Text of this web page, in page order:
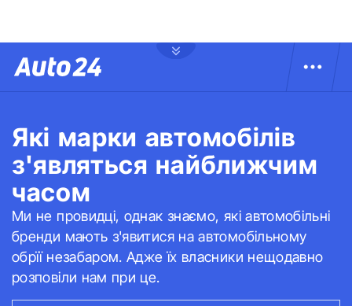
Які марки автомобілів
з'являться найближчим
часом
Ми не провидці, однак знаємо, які автомобільні
бренди мають з'явитися на автомобільному
обрїї незабаром. Адже їх власники нещодавно
розповіли нам при це.